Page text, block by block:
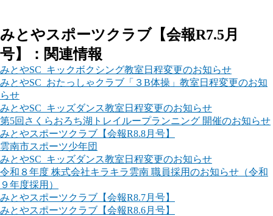
みとやスポーツクラブ【会報R7.5月
号】：関連情報
みとやSC_キックボクシング教室日程変更のお知らせ
みとやSC_おたっしゃクラブ「３B体操」教室日程変更のお知
らせ
みとやSC_キッズダンス教室日程変更のお知らせ
第5回さくらおろち湖トレイループランニング 開催のお知らせ
みとやスポーツクラブ【会報R8.8月号】
雲南市スポーツ少年団
みとやSC_キッズダンス教室日程変更のお知らせ
令和８年度 株式会社キラキラ雲南 職員採用のお知らせ（令和
９年度採用）
みとやスポーツクラブ【会報R8.7月号】
みとやスポーツクラブ【会報R8.6月号】